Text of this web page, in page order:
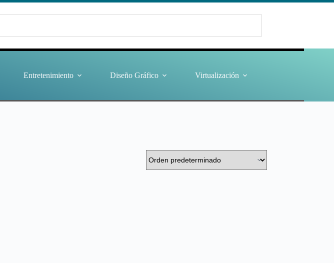
Entretenimiento Diseño Gráfico Virtualización